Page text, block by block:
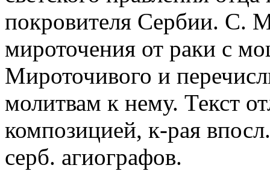
покровителя Сербии. С.
мироточения от раки с
Мироточивого и
молитвам к нему. Текст
композицией, к-рая
серб. агиографов.